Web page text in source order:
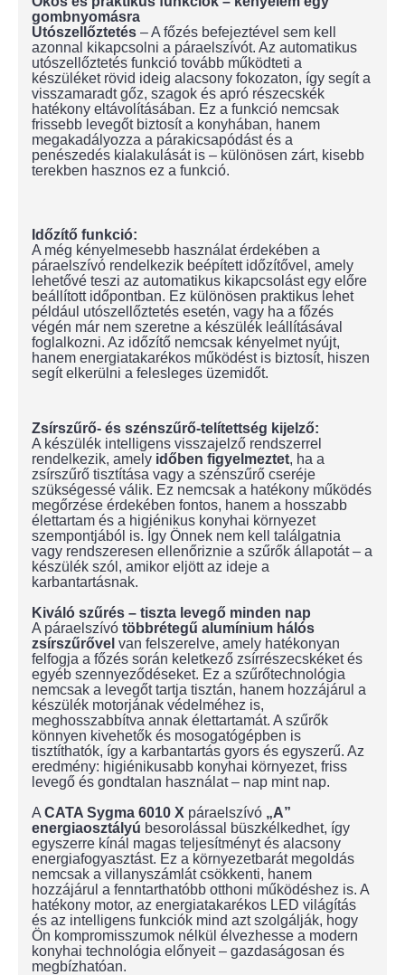
gombnyomásra
Utószellőztetés – A főzés befejeztével sem kell
azonnal kikapcsolni a páraelszívót. Az automatikus
utószellőztetés funkció tovább működteti a
készüléket rövid ideig alacsony fokozaton, így segít a
visszamaradt gőz, szagok és apró részecskék
hatékony eltávolításában. Ez a funkció nemcsak
frissebb levegőt biztosít a konyhában, hanem
megakadályozza a párakicsapódást és a
penészedés kialakulását is – különösen zárt, kisebb
terekben hasznos ez a funkció.
Időzítő funkció:
A még kényelmesebb használat érdekében a
páraelszívó rendelkezik beépített időzítővel, amely
lehetővé teszi az automatikus kikapcsolást egy előre
beállított időpontban. Ez különösen praktikus lehet
például utószellőztetés esetén, vagy ha a főzés
végén már nem szeretne a készülék leállításával
foglalkozni. Az időzítő nemcsak kényelmet nyújt,
hanem energiatakarékos működést is biztosít, hiszen
segít elkerülni a felesleges üzemidőt.
Zsírszűrő- és szénszűrő-telítettség kijelző:
A készülék intelligens visszajelző rendszerrel
rendelkezik, amely időben figyelmeztet, ha a
zsírszűrő tisztítása vagy a szénszűrő cseréje
szükségessé válik. Ez nemcsak a hatékony működés
megőrzése érdekében fontos, hanem a hosszabb
élettartam és a higiénikus konyhai környezet
szempontjából is. Így Önnek nem kell találgatnia
vagy rendszeresen ellenőriznie a szűrők állapotát – a
készülék szól, amikor eljött az ideje a
karbantartásnak.
Kiváló szűrés – tiszta levegő minden nap
A páraelszívó többrétegű alumínium hálós
zsírszűrővel van felszerelve, amely hatékonyan
felfogja a főzés során keletkező zsírrészecskéket és
egyéb szennyeződéseket. Ez a szűrőtechnológia
nemcsak a levegőt tartja tisztán, hanem hozzájárul a
készülék motorjának védelméhez is,
meghosszabbítva annak élettartamát. A szűrők
könnyen kivehetők és mosogatógépben is
tisztíthatók, így a karbantartás gyors és egyszerű. Az
eredmény: higiénikusabb konyhai környezet, friss
levegő és gondtalan használat – nap mint nap.
A CATA Sygma 6010 X páraelszívó „A”
energiaosztályú besorolással büszkélkedhet, így
egyszerre kínál magas teljesítményt és alacsony
energiafogyasztást. Ez a környezetbarát megoldás
nemcsak a villanyszámlát csökkenti, hanem
hozzájárul a fenntarthatóbb otthoni működéshez is. A
hatékony motor, az energiatakarékos LED világítás
és az intelligens funkciók mind azt szolgálják, hogy
Ön kompromisszumok nélkül élvezhesse a modern
konyhai technológia előnyeit – gazdaságosan és
megbízhatóan.